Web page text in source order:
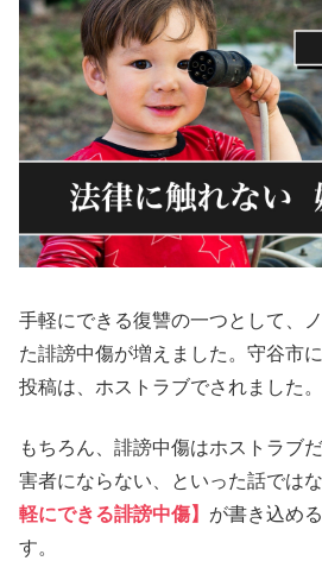
手軽にできる復讐の一つとして、
た誹謗中傷が増えました。守谷市
投稿は、ホストラブでされました。
もちろん、誹謗中傷はホストラブ
害者にならない、といった話では
軽にできる誹謗中傷】 が書き込め
す。